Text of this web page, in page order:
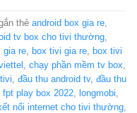
thẻ android box gia re
tv box cho tivi thường
gia re box tivi gia re box tivi
chạy phần mềm tv box
đầu thu android tv, đầu thu
fpt play box 2022 longmobi
nối internet cho tivi thường